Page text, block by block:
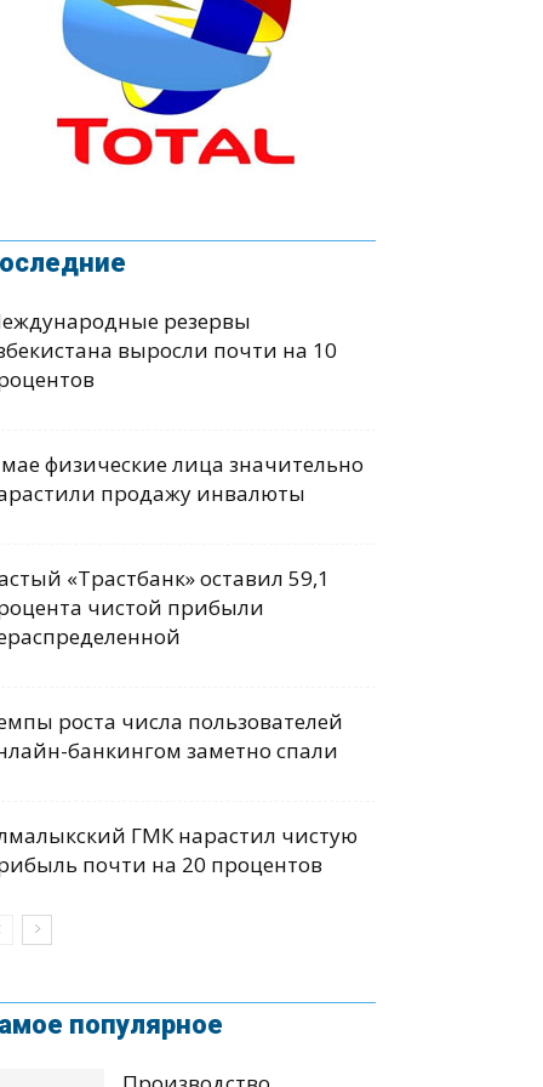
резервы
выросли почти на 10
физические лица значительно
продажу инвалюты
«Трастбанк» оставил 59,1
чистой прибыли
роста числа пользователей
банкингом заметно спали
ГМК нарастил чистую
почти на 20 процентов
популярное